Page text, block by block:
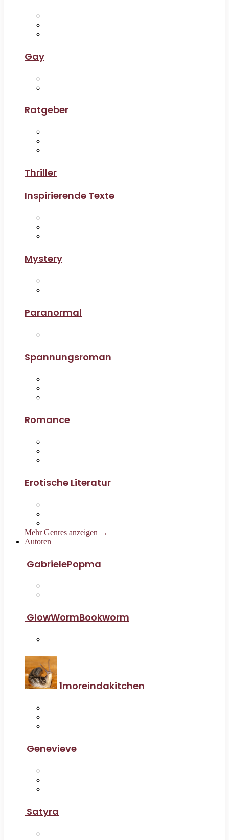
Gay
Ratgeber
Thriller
Inspirierende Texte
Mystery
Paranormal
Spannungsroman
Romance
Erotische Literatur
Mehr Genres anzeigen →
Autoren
GabrielePopma
GlowWormBookworm
1moreindakitchen
Genevieve
Satyra